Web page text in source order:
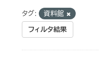
タグ: 資料館
フィルタ結果